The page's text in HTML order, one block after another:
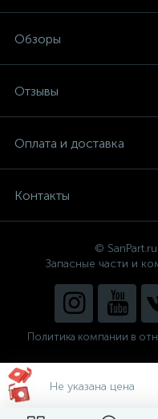
Не указана цена
Обзоры
Отзывы
Оплата и доставка
Контакты
©
Запасные части и
Политика компании в